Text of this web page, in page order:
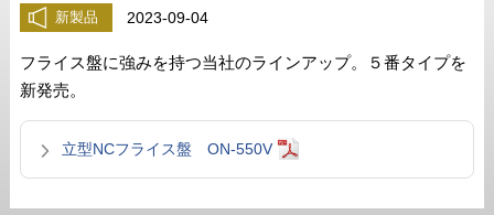
新製品 2023-09-04
フライス盤に強みを持つ当社のラインアップ。５番タイプを
新発売。
立型NCフライス盤 ON-550V